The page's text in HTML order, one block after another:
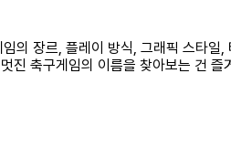
의 장르, 플레이 방식, 그래픽 스타일,
진 축구게임의 이름을 찾아보는 건 즐